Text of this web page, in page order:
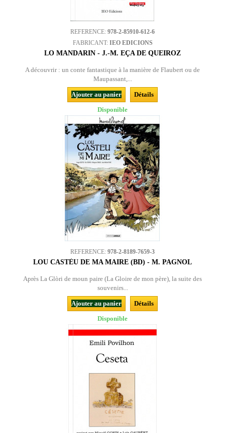
REFERENCE: 978-2-85910-612-6
FABRICANT: IEO EDICIONS
LO MANDARIN - J.-M. EÇA DE QUEIROZ
A découvrir : un conte fantastique à la manière de Flaubert ou de
Maupassant,...
Ajouter au panier
Détails
Disponible
REFERENCE: 978-2-8189-7659-3
LOU CASTÈU DE MA MAIRE (BD) - M. PAGNOL
Après La Glòri de moun paire (La Gloire de mon père), la suite des
souvenirs...
Ajouter au panier
Détails
Disponible